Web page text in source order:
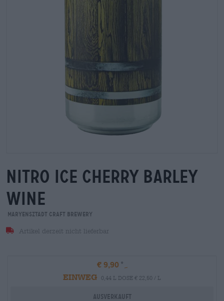
nitro ice cherry barley
wine
Maryensztadt Craft Brewery
Artikel derzeit nicht lieferbar
€ 9,90
EINWEG
0,44 L DOSE € 22,50 / L
Ausverkauft